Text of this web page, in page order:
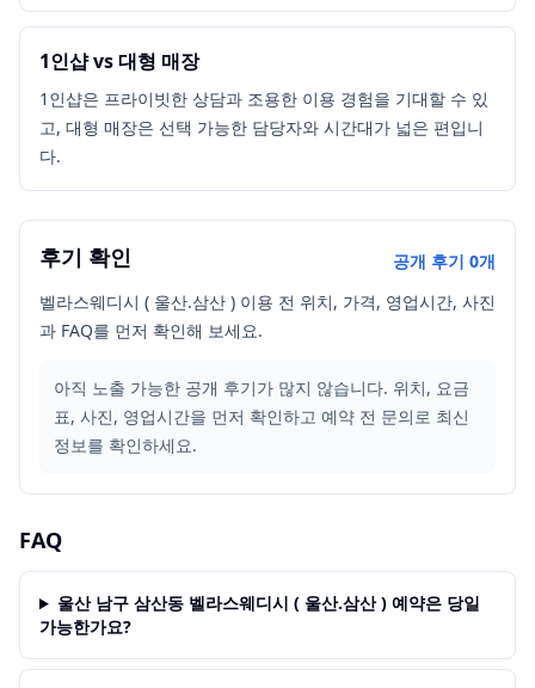
1인샵 vs 대형 매장
1인샵은 프라이빗한 상담과 조용한 이용 경험을 기대할 수 있
고, 대형 매장은 선택 가능한 담당자와 시간대가 넓은 편입니
다.
후기 확인 공개 후기 0개
벨라스웨디시 ( 울산.삼산 ) 이용 전 위치, 가격, 영업시간, 사진
과 FAQ를 먼저 확인해 보세요.
아직 노출 가능한 공개 후기가 많지 않습니다. 위치, 요금
표, 사진, 영업시간을 먼저 확인하고 예약 전 문의로 최신
정보를 확인하세요.
FAQ
울산 남구 삼산동 벨라스웨디시 ( 울산.삼산 ) 예약은 당일
가능한가요?